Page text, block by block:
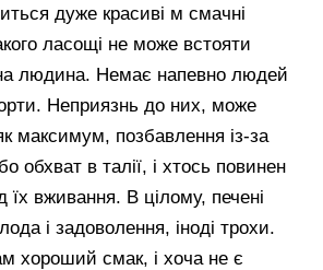
дуже красиві м смачні
ласощі не може встояти
людина. Немає напевно людей
Неприязнь до них, може
максимум, позбавлення із-за
обхват в талії, і хтось повинен
їх вживання. В цілому, печені
і задоволення, іноді трохи.
хороший смак, і хоча не є